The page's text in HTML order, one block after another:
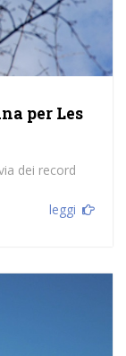
per Les
dei record
leggi